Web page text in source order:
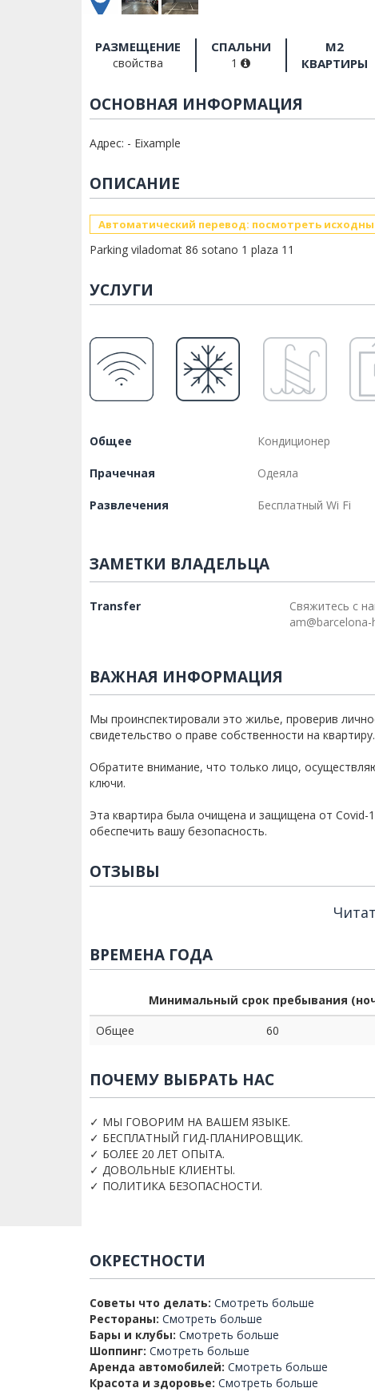
РАЗМЕЩЕНИЕ
свойства
СПАЛЬНИ
1
M2
КВАРТИРЫ
ОСНОВНАЯ ИНФОРМАЦИЯ
Адрес: - Eixample
ОПИСАНИЕ
Автоматический перевод: посмотреть
Parking viladomat 86 sotano 1 plaza 11
УСЛУГИ
Общее Кондиционер
Прачечная Одеяла
Развлечения Бесплатный Wi Fi
ЗАМЕТКИ ВЛАДЕЛЬЦА
Transfer
Свяжитесь с
ВАЖНАЯ ИНФОРМАЦИЯ
Мы проинспектировали это жилье, проверив
свидетельство о праве собственности на
Обратите внимание, что только лицо,
ключи.
Эта квартира была очищена и защищена от Covid-
обеспечить вашу безопасность.
ОТЗЫВЫ
ВРЕМЕНА ГОДА
Минимальный срок пребывания
Общее
60
ПОЧЕМУ ВЫБРАТЬ НАС
✓ МЫ ГОВОРИМ НА ВАШЕМ ЯЗЫКЕ.
✓ БЕСПЛАТНЫЙ ГИД-ПЛАНИРОВЩИК.
✓ БОЛЕЕ 20 ЛЕТ ОПЫТА.
✓ ДОВОЛЬНЫЕ КЛИЕНТЫ.
✓ ПОЛИТИКА БЕЗОПАСНОСТИ.
ОКРЕСТНОСТИ
Советы что делать: Смотреть больше
Рестораны: Смотреть больше
Бары и клубы: Смотреть больше
Шоппинг: Смотреть больше
Аренда автомобилей: Смотреть больше
Красота и здоровье: Смотреть больше